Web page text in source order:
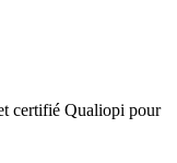
certifié Qualiopi pour